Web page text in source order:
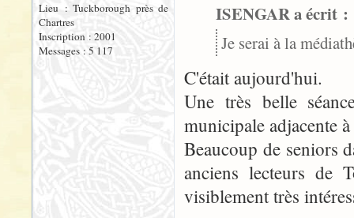
Lieu : Tuckborough près de
Chartres
Inscription : 2001
Messages : 5 117
ISENGAR a écrit :
Je serai à la
C'était aujourd'hui.
Une très belle
municipale adjacente
Beaucoup de seniors
anciens lecteurs de
visiblement très